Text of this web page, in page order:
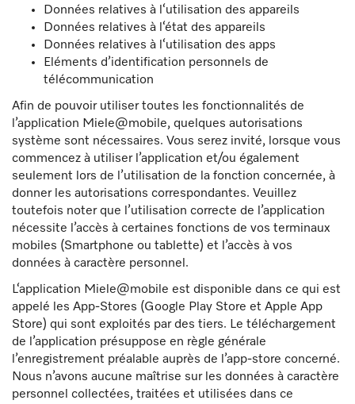
Données relatives à l‘utilisation des appareils
Données relatives à l‘état des appareils
Données relatives à l‘utilisation des apps
Eléments d’identification personnels de
télécommunication
Afin de pouvoir utiliser toutes les fonctionnalités de
l’application Miele@mobile, quelques autorisations
système sont nécessaires. Vous serez invité, lorsque vous
commencez à utiliser l’application et/ou également
seulement lors de l’utilisation de la fonction concernée, à
donner les autorisations correspondantes. Veuillez
toutefois noter que l’utilisation correcte de l’application
nécessite l’accès à certaines fonctions de vos terminaux
mobiles (Smartphone ou tablette) et l’accès à vos
données à caractère personnel.
L‘application Miele@mobile est disponible dans ce qui est
appelé les App-Stores (Google Play Store et Apple App
Store) qui sont exploités par des tiers. Le téléchargement
de l’application présuppose en règle générale
l’enregistrement préalable auprès de l’app-store concerné.
Nous n’avons aucune maîtrise sur les données à caractère
personnel collectées, traitées et utilisées dans ce